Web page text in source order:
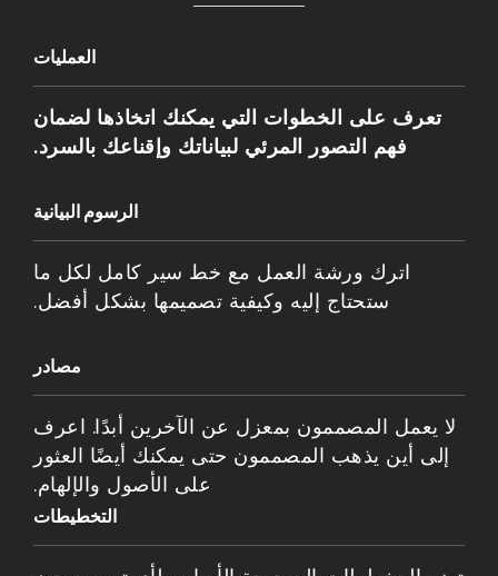
العمليات
تعرف على الخطوات التي يمكنك اتخاذها لضمان
فهم التصور المرئي لبياناتك وإقناعك بالسرد.
الرسوم البيانية
اترك ورشة العمل مع خط سير كامل لكل ما
ستحتاج إليه وكيفية تصميمها بشكل أفضل.
مصادر
لا يعمل المصممون بمعزل عن الآخرين أبدًا. اعرف
إلى أين يذهب المصممون حتى يمكنك أيضًا العثور
على الأصول والإلهام.
التخطيطات